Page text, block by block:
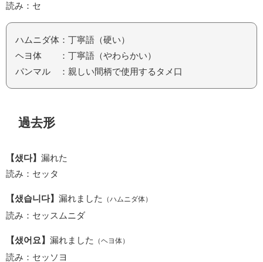
読み：セ
ハムニダ体：丁寧語（硬い）
ヘヨ体 ：丁寧語（やわらかい）
パンマル ：親しい間柄で使用するタメ口
過去形
【샜다】 漏れた
読み：セッタ
【샜습니다】 漏れました （ハムニダ体）
読み：セッスムニダ
【샜어요】 漏れました （ヘヨ体）
読み：セッソヨ